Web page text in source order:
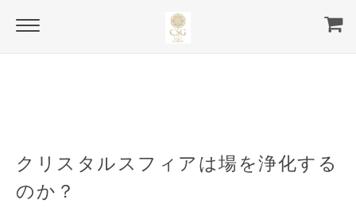
クリスタルスフィアは場を浄化する
のか？